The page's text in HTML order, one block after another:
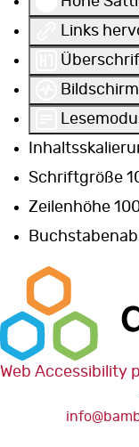
Links
Schriftgröße
Zeilenhöhe
Web Accessibility